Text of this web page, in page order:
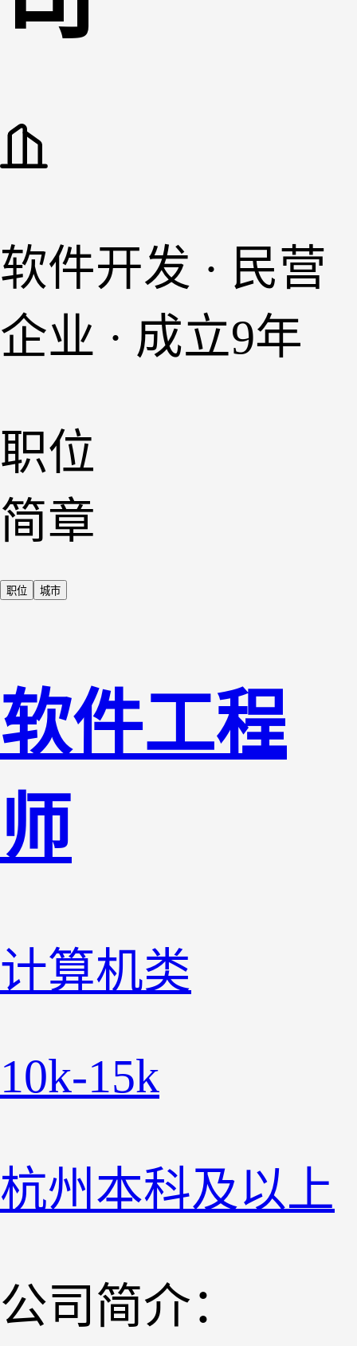
软件开发 · 民营
企业 · 成立9年
职位
简章
职位 城市
软件工程
师
计算机类
10k-15k
杭州 本科及以上
公司简介：